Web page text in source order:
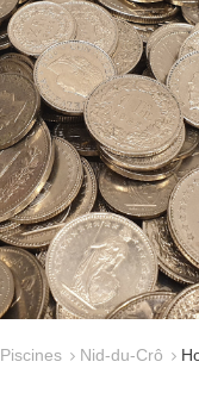
Piscines Nid-du-Crô